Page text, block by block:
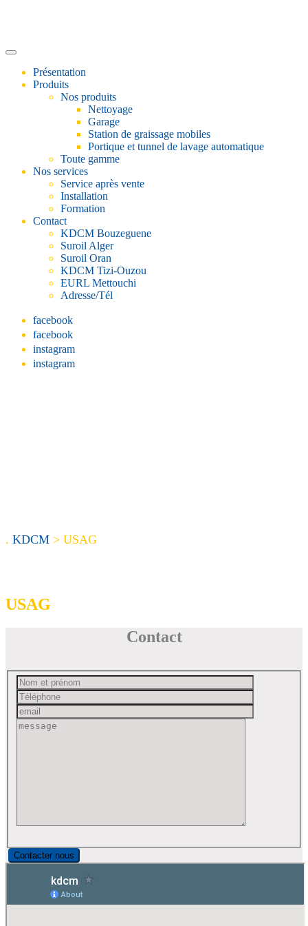
Présentation
Produits
Nos produits
Nettoyage
Garage
Station de graissage mobiles
Portique et tunnel de lavage automatique
Toute gamme
Nos services
Service après vente
Installation
Formation
Contact
KDCM Bouzeguene
Suroil Alger
Suroil Oran
KDCM Tizi-Ouzou
EURL Mettouchi
Adresse/Tél
facebook
facebook
instagram
instagram
. KDCM > USAG
USAG
Contact